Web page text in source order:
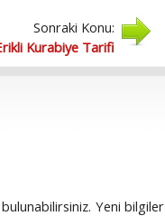
Sonraki Konu:
Kurabiye Tarifi
Yeni bilgiler